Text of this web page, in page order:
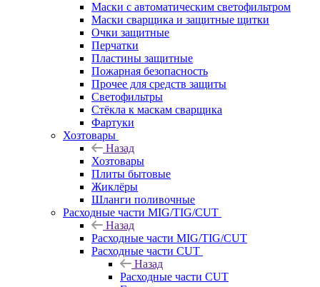
Маски с автоматическим светофильтром
Маски сварщика и защитные щитки
Очки защитные
Перчатки
Пластины защитные
Пожарная безопасность
Прочее для средств защиты
Светофильтры
Стёкла к маскам сварщика
Фартуки
Хозтовары
Назад
Хозтовары
Плиты бытовые
Жиклёры
Шланги поливочные
Расходные части MIG/TIG/CUT
Назад
Расходные части MIG/TIG/CUT
Расходные части CUT
Назад
Расходные части CUT